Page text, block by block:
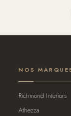
NOS
Richmond Interiors
Athezza